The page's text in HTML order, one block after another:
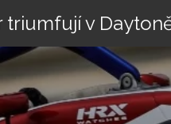
triumfují v